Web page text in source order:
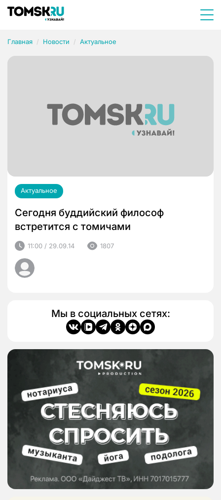
Главная Новости Актуальное
Актуальное
Сегодня буддийский философ
встретится с томичами
11:00 / 29.09.14 1807
Мы в социальных сетях: